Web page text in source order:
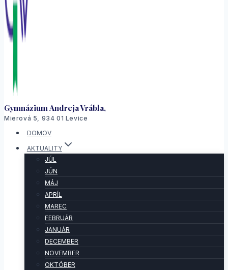
Gymnázium Andreja Vrábla,
Mierová 5, 934 01 Levice
DOMOV
AKTUALITY
JÚL
JÚN
MÁJ
APRÍL
MAREC
FEBRUÁR
JANUÁR
DECEMBER
NOVEMBER
OKTÓBER